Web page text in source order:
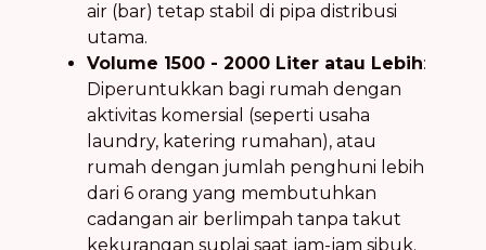
air (bar) tetap stabil di pipa distribusi
utama.
Volume 1500 - 2000 Liter atau Lebih:
Diperuntukkan bagi rumah dengan
aktivitas komersial (seperti usaha
laundry, katering rumahan), atau
rumah dengan jumlah penghuni lebih
dari 6 orang yang membutuhkan
cadangan air berlimpah tanpa takut
kekurangan suplai saat jam-jam sibuk.